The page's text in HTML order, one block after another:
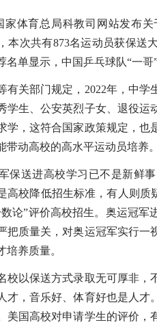
育总局科教司网站发布关
本次共有873名运动员获保送
名单显示，中国乒乓球队“一哥
关部门规定，2022年，中学
学生、公安英烈子女、退役
学，这符合国家政策规定，也
带动高校的高水平运动员培养。
送进高校学习已不是新鲜事
高校降低招生标准，有人则质
论”评价高校招生。奥运冠
把质量关，对奥运冠军实行
培养质量。
以保送方式录取无可厚非，
才，音乐好、体育好也是人
美国高校对申请学生的评价，